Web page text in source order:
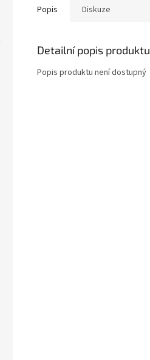
Popis Diskuze
Detailní popis produktu
Popis produktu není dostupný